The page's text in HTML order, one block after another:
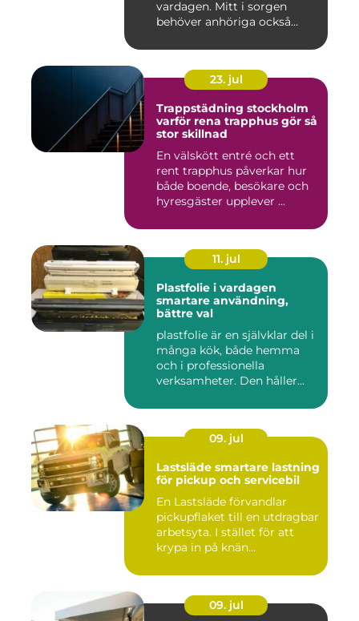
vardagen. Mitt i sorgen
behöver anhöriga också
23. jul
Trappstädning stockholm
varför rena trapphus gör så
stor skillnad
En välskött entré och ett
rent trapphus påverkar hur
både boende, besökare och
hyresgäster upplever ...
11. jul
Plastfolie i vardagen
smartare användning,
bättre val
plastfolie är en självklar del i
många kök, både hemma
och i professionella
verksamheter. Den håller...
09. jul
Lastsläde smartare lastning
för pickup och servicebil
En Lastsläde förvandlar
pickupflaket till en utdragbar
arbetsyta. I stället för att
krypa in på knän...
09. jul